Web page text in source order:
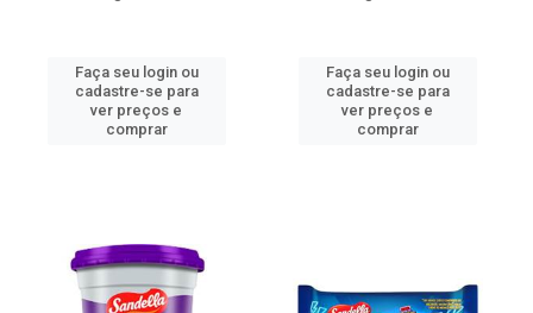
Faça seu login ou
cadastre-se para
ver preços e
comprar
Faça seu login ou
cadastre-se para
ver preços e
comprar